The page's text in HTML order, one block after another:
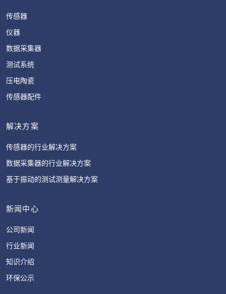
传感器
仪器
数据采集器
测试系统
压电陶瓷
传感器配件
解决方案
传感器的行业解决方案
数据采集器的行业解决方案
基于振动的测试测量解决方案
新闻中心
公司新闻
行业新闻
知识介绍
环保公示